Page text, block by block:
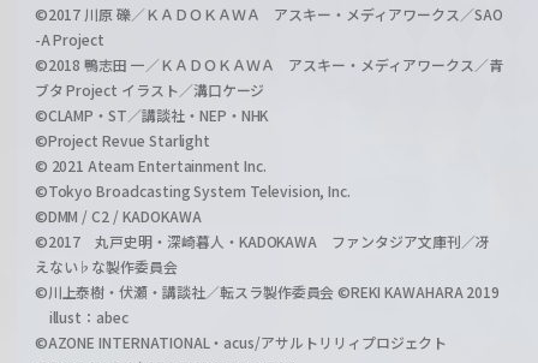
©2017 川原 礫／ＫＡＤＯＫＡＷＡ アスキー・メディアワークス／SAO
-A Project
©2018 鴨志田 一／ＫＡＤＯＫＡＷＡ アスキー・メディアワークス／青
ブタ Project イラスト／溝口ケージ
©CLAMP・ST／講談社・NEP・NHK
©Project Revue Starlight
© 2021 Ateam Entertainment Inc.
©Tokyo Broadcasting System Television, Inc.
©DMM / C2 / KADOKAWA
©2017 丸戸史明・深崎暮人・KADOKAWA ファンタジア文庫刊／冴
えない♭な製作委員会
©川上泰樹・伏瀬・講談社／転スラ製作委員会 ©REKI KAWAHARA 2019
illust：abec
©AZONE INTERNATIONAL・acus/アサルトリリィプロジェクト